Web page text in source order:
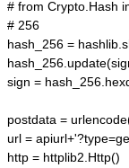
# from Crypto.Hash
# 256
hash_256 =
sign =
postdata =
url =
http = httplib2.Http()